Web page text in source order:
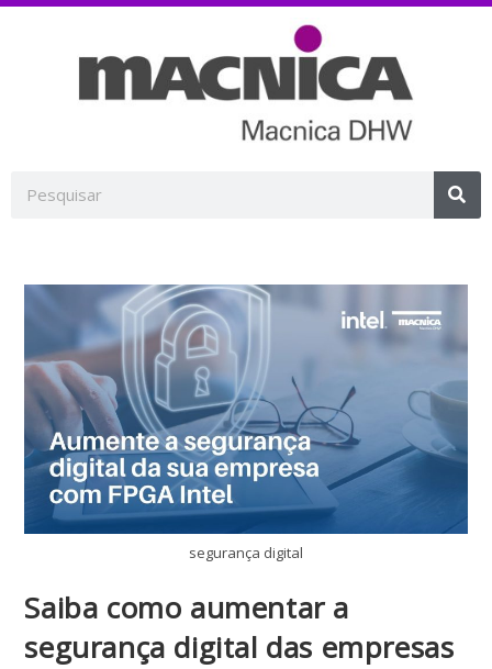
segurança digital
Saiba como aumentar a
segurança digital das empresas